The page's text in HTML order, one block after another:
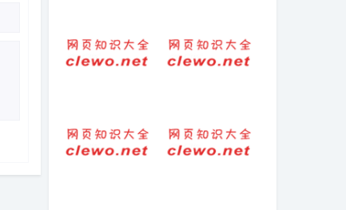
生日快乐朋友
圈）
出培训幽默心情
说说）
（早上好的句
子）